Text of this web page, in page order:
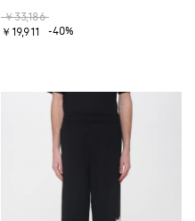
￥33,186
￥19,911
-40%